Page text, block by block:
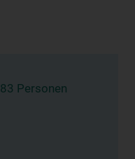
83 Personen